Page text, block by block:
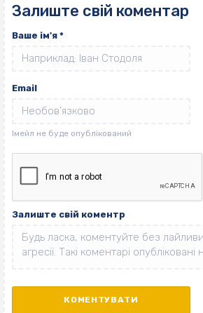
Залиште свій коментар
Ваше ім'я *
Email
Залиште свій коментр